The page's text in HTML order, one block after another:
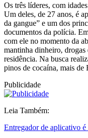
Os três líderes, com
Um deles, de 27 anos, é
da gangue” e um dos
documentos da polícia.
com ele no momento da
mantinha dinheiro, drogas
residência. Na busca
pinos de cocaína, mais de
Publicidade
Leia Também:
Entregador de aplicativo